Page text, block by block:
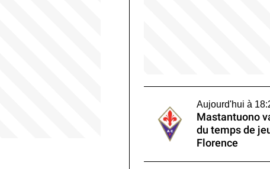
Aujourd'hui à
Mastantuono
du temps de
Florence